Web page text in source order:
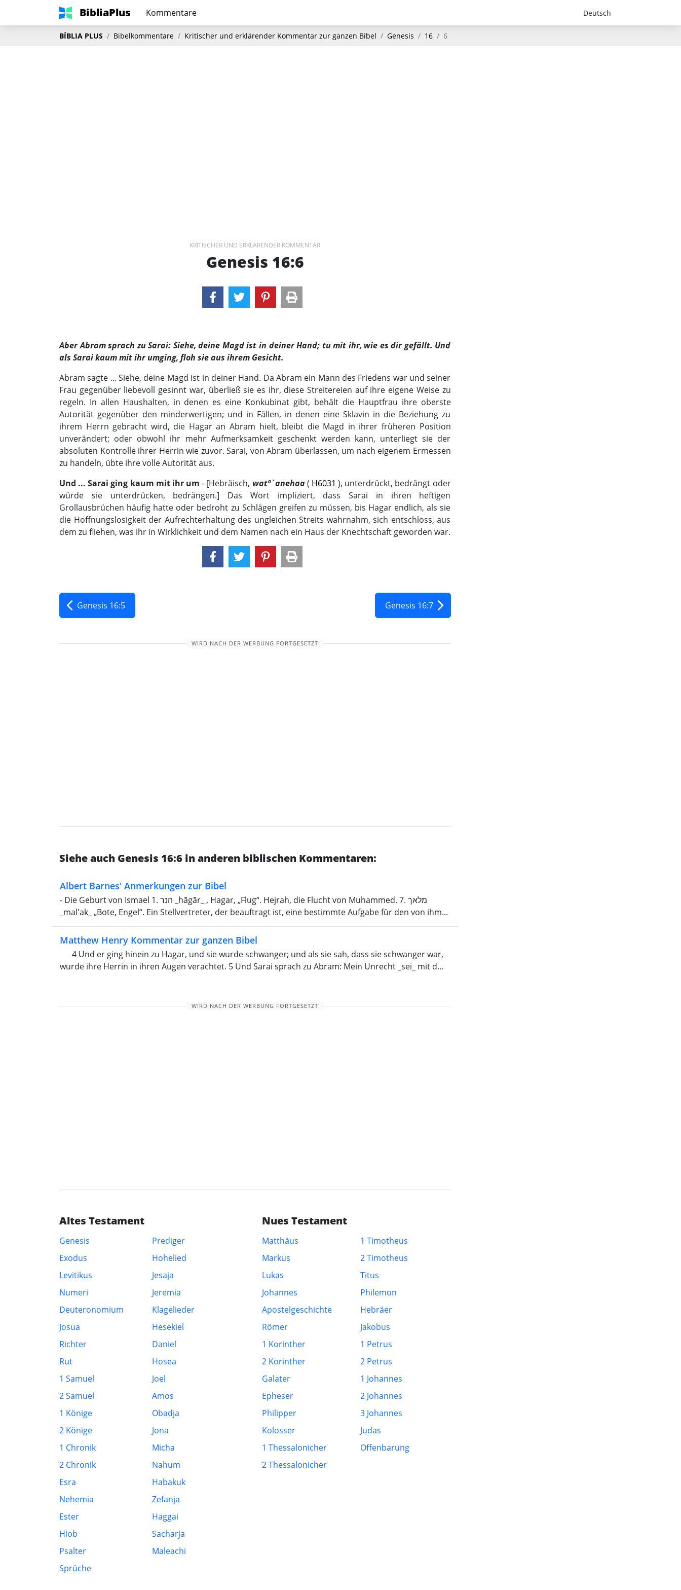
BibliaPlus Kommentare
BÍBLIA PLUS Bibelkommentare Kritischer und erklärender Kommentar zur ganzen Bibel Genesis 16 6
KRITISCHER UND ERKLÄRENDER KOMMENTAR
Genesis 16:6
Aber Abram sprach zu Sarai: Siehe, deine Magd ist in deiner Hand; tu mit ihr, wie es dir gefällt. Und
als Sarai kaum mit ihr umging, floh sie aus ihrem Gesicht.
Abram sagte ... Siehe, deine Magd ist in deiner Hand. Da Abram ein Mann des Friedens war und seiner
Frau gegenüber liebevoll gesinnt war, überließ sie es ihr, diese Streitereien auf ihre eigene Weise zu
regeln. In allen Haushalten, in denen es eine Konkubinat gibt, behält die Hauptfrau ihre oberste
Autorität gegenüber den minderwertigen; und in Fällen, in denen eine Sklavin in die Beziehung zu
ihrem Herrn gebracht wird, die Hagar an Abram hielt, bleibt die Magd in ihrer früheren Position
unverändert; oder obwohl ihr mehr Aufmerksamkeit geschenkt werden kann, unterliegt sie der
absoluten Kontrolle ihrer Herrin wie zuvor. Sarai, von Abram überlassen, um nach eigenem Ermessen
zu handeln, übte ihre volle Autorität aus.
Und ... Sarai ging kaum mit ihr um - [Hebräisch, watª`anehaa( H6031 ), unterdrückt, bedrängt oder
würde sie unterdrücken, bedrängen.] Das Wort impliziert, dass Sarai in ihren heftigen
Grollausbrüchen häufig hatte oder bedroht zu Schlägen greifen zu müssen, bis Hagar endlich, als sie
die Hoffnungslosigkeit der Aufrechterhaltung des ungleichen Streits wahrnahm, sich entschloss, aus
dem zu fliehen, was ihr in Wirklichkeit und dem Namen nach ein Haus der Knechtschaft geworden war.
Genesis 16:5 Genesis 16:7
WIRD NACH DER WERBUNG FORTGESETZT
Siehe auch Genesis 16:6 in anderen biblischen Kommentaren:
Albert Barnes' Anmerkungen zur Bibel
- Die Geburt von Ismael 1. הנר _hāgār_ , Hagar, „Flug“. Hejrah, die Flucht von Muhammed. 7. מלאך
_mal'ak_ „Bote, Engel“. Ein Stellvertreter, der beauftragt ist, eine bestimmte Aufgabe für den von ihm...
Matthew Henry Kommentar zur ganzen Bibel
4 Und er ging hinein zu Hagar, und sie wurde schwanger; und als sie sah, dass sie schwanger war,
wurde ihre Herrin in ihren Augen verachtet. 5 Und Sarai sprach zu Abram: Mein Unrecht _sei_ mit d...
WIRD NACH DER WERBUNG FORTGESETZT
Altes Testament
Genesis
Exodus
Levitikus
Numeri
Deuteronomium
Josua
Richter
Rut
1 Samuel
2 Samuel
1 Könige
2 Könige
1 Chronik
2 Chronik
Esra
Nehemia
Ester
Hiob
Psalter
Sprüche
Prediger
Hohelied
Jesaja
Jeremia
Klagelieder
Hesekiel
Daniel
Hosea
Joel
Amos
Obadja
Jona
Micha
Nahum
Habakuk
Zefanja
Haggai
Sacharja
Maleachi
Nues Testament
Matthäus
Markus
Lukas
Johannes
Apostelgeschichte
Römer
1 Korinther
2 Korinther
Galater
Epheser
Philipper
Kolosser
1 Thessalonicher
2 Thessalonicher
1 Timotheus
2 Timotheus
Titus
Philemon
Hebräer
Jakobus
1 Petrus
2 Petrus
1 Johannes
2 Johannes
3 Johannes
Judas
Offenbarung